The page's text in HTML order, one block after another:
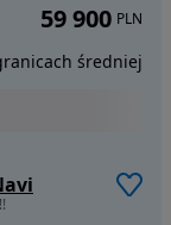
59 900 PLN
średniej